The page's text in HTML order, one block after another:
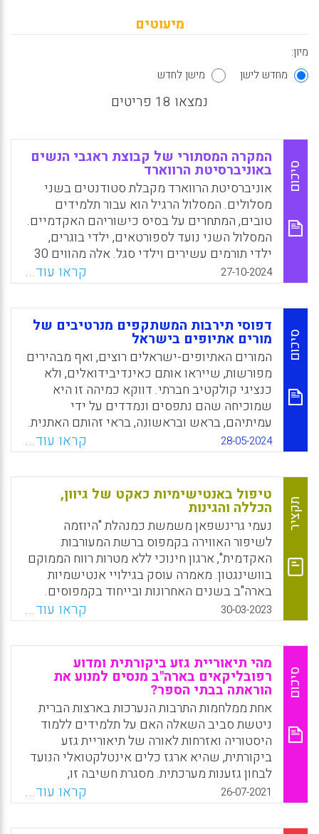
מיעוטים
מיון:
מחדש לישן
מישן לחדש
נמצאו 18 פריטים
סיכום
המקרה המסתורי של קבוצת ראגבי הנשים
באוניברסיטת הרווארד
אוניברסיטת הרווארד מקבלת סטודנטים בשני
מסלולים. המסלול הרגיל הוא עבור תלמידים
טובים, המתחרים על בסיס כישוריהם האקדמיים.
המסלול השני נועד לספורטאים, ילדי בוגרים,
ילדי תורמים עשירים וילדי סגל. אלה מהווים 30
אחוז מהסטודנטים של הרווארד, ויש הרואים בכך
בגידה בעקרון המריטוקרטיה. הסיפור התחיל
בסטודנטים יהודים
WhatsApp
Facebook
Email
X
27-10-2024 קראו עוד...
סיכום
דפוסי תירבות המשתקפים מנרטיבים של
מורים אתיופים בישראל
המורים האתיופים-ישראלים רוצים, ואף מבהירים
מפורשות, שייראו אותם כאינדיבידואלים, ולא
כנציגי קולקטיב חברתי. דווקא כמיהה זו היא
שמוכיחה שהם נתפסים ונמדדים על ידי
עמיתיהם, בראש ובראשונה, בראי זהותם האתנית.
זוהי תופעה סוציולוגית מורכבת המשקפת מתח בין
זהות מקצועית לבין זהות תרבותית. מחקר זה
מדגיש את החשיבות של הגברת המודעות לזהויות
פנים-תרבותיות, מתוך שאיפה לגבש וללכד את
החברה הישראלית. בזמן שמחקרים רבים עוסקים
בחוויות ובאתגרים של מורים מהגרים או מורים
מאוכלוסיות מיעוט, מעטים האירו את הזרקור
לכיוון מורים אתיופים בישראל, ומכאן נובעת
חשיבותו של מחקר זה.
WhatsApp
Facebook
Email
X
28-05-2024 קראו עוד...
תקציר
טיפול באנטישימיות כאקט של גיוון,
הכללה והגינות
נעמי גרינשפאן משמשת כמנהלת "היוזמה
לשיפור האווירה בקמפוס ברשת המעורבות
האקדמית", ארגון חינוכי ללא מטרות רווח הממוקם
בוושינגטון. מאמרה עוסק בגילויי אנטישמיות
בארה"ב בשנים האחרונות ובייחוד בקמפוסים.
היהודים על פי גרינשפאן חשים שהם בודדים
במערכה נגד האנטישמיות הגואה. תחושה זו חזקה
במיוחד בקמפוסים שבהם האנטישמיות אינה
מטופלת ברצינות.
WhatsApp
Facebook
Email
X
30-03-2023 קראו עוד...
סיכום
מהי תיאוריית גזע ביקורתית ומדוע
רפובליקאים בארה"ב מנסים למנוע את
הוראתה בבתי הספר?
אחת ממלחמות התרבות הנערכות בארצות הברית
ניטשת סביב השאלה האם על תלמידים ללמוד
היסטוריה ואזרחות לאורה של תיאוריית גזע
ביקורתית, שהיא ארגז כלים אינטלקטואלי הנועד
לבחון גזענות מערכתית. מסגרת חשיבה זו,
ששורשיה באקדמיה, נהפכה לסדין אדום לדידם
של פעילים במפלגה הרפובליקאית בארה"ב
המבקשים למנוע את הוראתה בבתי ספר.
26-07-2021 קראו עוד...